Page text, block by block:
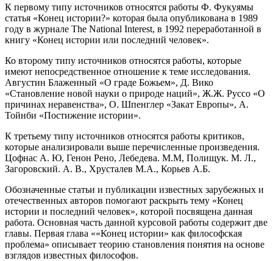
К первому типу источников относятся работы Ф. Фукуямы
статья «Конец истории?» которая была опубликована в 1989
году в журнале The National Interest, в 1992 переработанной в
книгу «Конец истории или последний человек».
Ко второму типу источников относятся работы, которые
имеют непосредственное отношение к теме исследования.
Августин Блаженный «О граде Божьем», Д. Вико
«Становление новой науки о природе наций», Ж.Ж. Руссо «О
причинах неравенства», О. Шпенглер «Закат Европы», А.
Тойнби «Постижение истории».
К третьему типу источников относятся работы критиков,
которые анализировали выше перечисленные произведения.
Цофнас А. Ю, Генон Рено, Лебедева. М.М, Полищук. М. Л.,
Загоровский. А. В., Хрусталев М.А., Корьев А.Б.
Обозначенные статьи и публикации известных зарубежных и
отечественных авторов помогают раскрыть тему «Конец
истории и последний человек», которой посвящена данная
работа. Основная часть данной курсовой работы содержит две
главы. Первая глава ««Конец истории» как философская
проблема» описывает теорию становления понятия на основе
взглядов известных философов.